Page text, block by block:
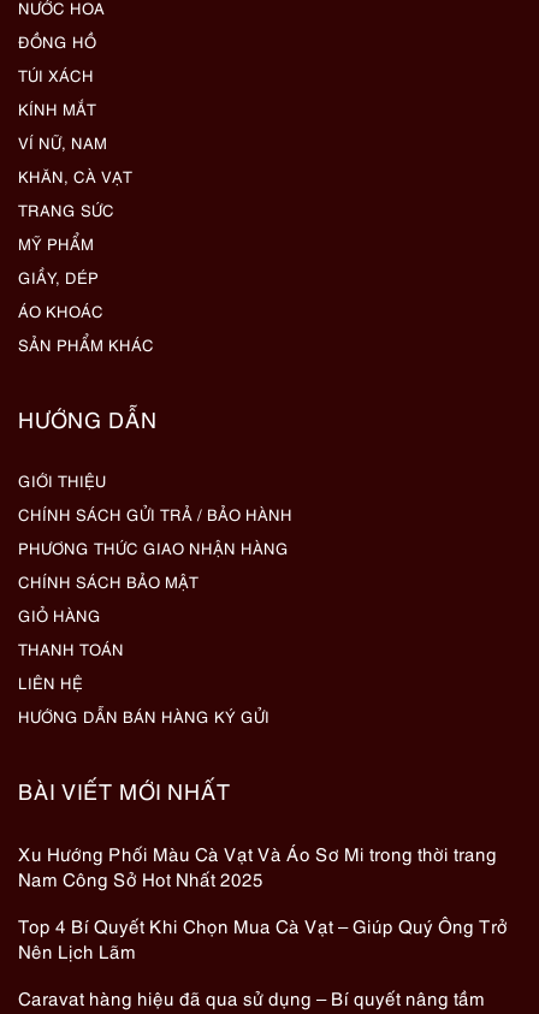
NƯỚC HOA
ĐỒNG HỒ
TÚI XÁCH
KÍNH MẮT
VÍ NỮ, NAM
KHĂN, CÀ VẠT
TRANG SỨC
MỸ PHẨM
GIẦY, DÉP
ÁO KHOÁC
SẢN PHẨM KHÁC
HƯỚNG DẪN
GIỚI THIỆU
CHÍNH SÁCH GỬI TRẢ / BẢO HÀNH
PHƯƠNG THỨC GIAO NHẬN HÀNG
CHÍNH SÁCH BẢO MẬT
GIỎ HÀNG
THANH TOÁN
LIÊN HỆ
HƯỚNG DẪN BÁN HÀNG KÝ GỬI
BÀI VIẾT MỚI NHẤT
Xu Hướng Phối Màu Cà Vạt Và Áo Sơ Mi trong thời trang
Nam Công Sở Hot Nhất 2025
Top 4 Bí Quyết Khi Chọn Mua Cà Vạt – Giúp Quý Ông Trở
Nên Lịch Lãm
Caravat hàng hiệu đã qua sử dụng – Bí quyết nâng tầm